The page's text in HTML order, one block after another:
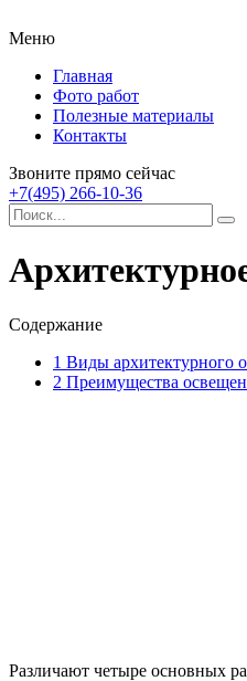
Меню
Главная
Фото работ
Полезные материалы
Контакты
Звоните прямо сейчас
+7(495) 266-10-36
Содержание
1 Виды архитектурного
2 Преимущества
Различают четыре основных